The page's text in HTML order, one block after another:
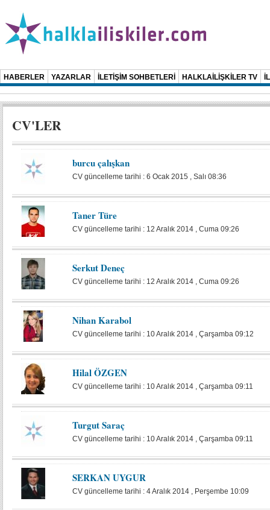
HABERLER YAZARLAR İLETİŞİM SOHBETLERİ HALKLAİLİŞKİLER TV
CV'LER
burcu çalışkan
CV güncelleme tarihi : 6 Ocak 2015 , Salı 08:36
Taner Türe
CV güncelleme tarihi : 12 Aralık 2014 , Cuma 09:26
Serkut Deneç
CV güncelleme tarihi : 12 Aralık 2014 , Cuma 09:26
Nihan Karabol
CV güncelleme tarihi : 10 Aralık 2014 , Çarşamba 09:12
Hilal ÖZGEN
CV güncelleme tarihi : 10 Aralık 2014 , Çarşamba 09:11
Turgut Saraç
CV güncelleme tarihi : 10 Aralık 2014 , Çarşamba 09:11
SERKAN UYGUR
CV güncelleme tarihi : 4 Aralık 2014 , Perşembe 10:09